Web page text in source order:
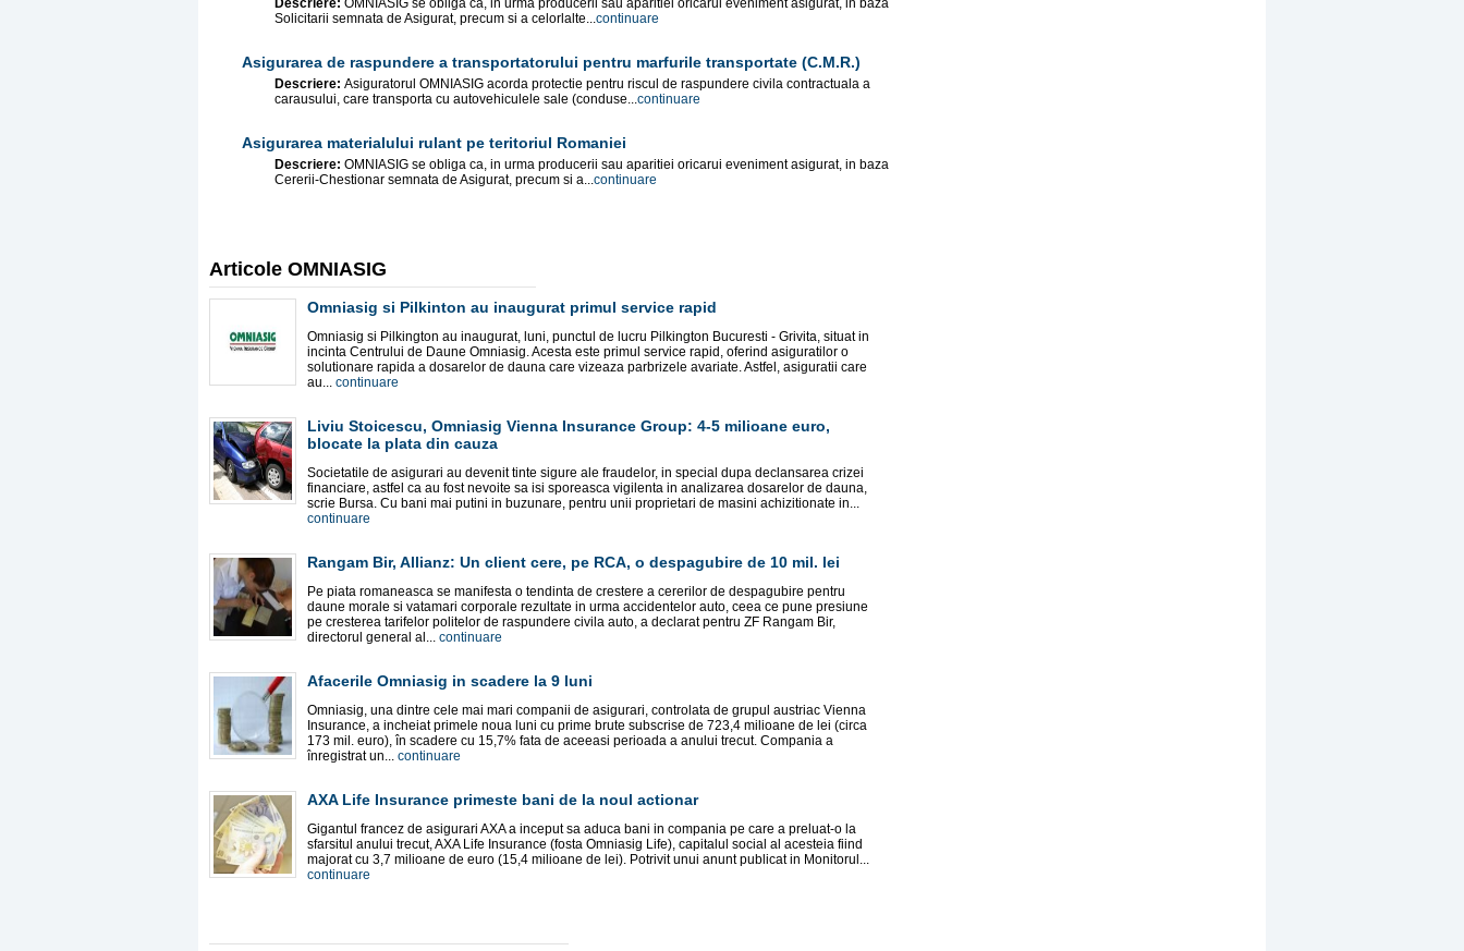
Descriere: OMNIASIG se obliga ca, in urma producerii sau aparitiei oricarui eveniment asigurat, in baza
Solicitarii semnata de Asigurat, precum si a celorlalte...continuare
Asigurarea de raspundere a transportatorului pentru marfurile transportate (C.M.R.)
Descriere: Asiguratorul OMNIASIG acorda protectie pentru riscul de raspundere civila contractuala a
carausului, care transporta cu autovehiculele sale (conduse...continuare
Asigurarea materialului rulant pe teritoriul Romaniei
Descriere: OMNIASIG se obliga ca, in urma producerii sau aparitiei oricarui eveniment asigurat, in baza
Cererii-Chestionar semnata de Asigurat, precum si a...continuare
Articole OMNIASIG
Omniasig si Pilkinton au inaugurat primul service rapid
Omniasig si Pilkington au inaugurat, luni, punctul de lucru Pilkington Bucuresti - Grivita, situat in
incinta Centrului de Daune Omniasig. Acesta este primul service rapid, oferind asiguratilor o
solutionare rapida a dosarelor de dauna care vizeaza parbrizele avariate. Astfel, asiguratii care
au... continuare
Liviu Stoicescu, Omniasig Vienna Insurance Group: 4-5 milioane euro,
blocate la plata din cauza
Societatile de asigurari au devenit tinte sigure ale fraudelor, in special dupa declansarea crizei
financiare, astfel ca au fost nevoite sa isi sporeasca vigilenta in analizarea dosarelor de dauna,
scrie Bursa. Cu bani mai putini in buzunare, pentru unii proprietari de masini achizitionate in...
continuare
Rangam Bir, Allianz: Un client cere, pe RCA, o despagubire de 10 mil. lei
Pe piata romaneasca se manifesta o tendinta de crestere a cererilor de despagubire pentru
daune morale si vatamari corporale rezultate in urma accidentelor auto, ceea ce pune presiune
pe cresterea tarifelor politelor de raspundere civila auto, a declarat pentru ZF Rangam Bir,
directorul general al... continuare
Afacerile Omniasig in scadere la 9 luni
Omniasig, una dintre cele mai mari companii de asigurari, controlata de grupul austriac Vienna
Insurance, a incheiat primele noua luni cu prime brute subscrise de 723,4 milioane de lei (circa
173 mil. euro), în scadere cu 15,7% fata de aceeasi pe­rioada a anului trecut. Compania a
înregistrat un... continuare
AXA Life Insurance primeste bani de la noul actionar
Gigantul francez de asigurari AXA a inceput sa aduca bani in compania pe care a preluat-o la
sfarsitul anului trecut, AXA Life Insurance (fosta Omniasig Life), capitalul social al acesteia fiind
majorat cu 3,7 milioane de euro (15,4 milioane de lei). Potrivit unui anunt publicat in Monitorul...
continuare